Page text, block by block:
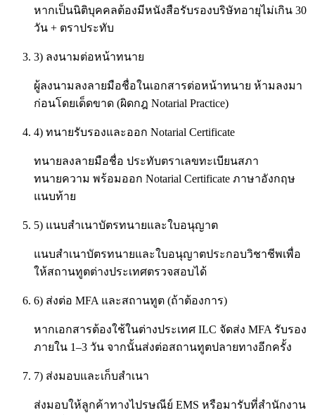
หากเป็นนิติบุคคลต้องมีหนังสือรับรองบริษัทอายุไม่เกิน 30
วัน + ตราประทับ
3) ลงนามต่อหน้าทนาย
ผู้ลงนามลงลายมือชื่อในเอกสารต่อหน้าทนาย ห้ามลงมา
ก่อนโดยเด็ดขาด (ผิดกฎ Notarial Practice)
4) ทนายรับรองและออก Notarial Certificate
ทนายลงลายมือชื่อ ประทับตราเลขทะเบียนสภา
ทนายความ พร้อมออก Notarial Certificate ภาษาอังกฤษ
แนบท้าย
5) แนบสำเนาบัตรทนายและใบอนุญาต
แนบสำเนาบัตรทนายและใบอนุญาตประกอบวิชาชีพเพื่อ
ให้สถานทูตต่างประเทศตรวจสอบได้
6) ส่งต่อ MFA และสถานทูต (ถ้าต้องการ)
หากเอกสารต้องใช้ในต่างประเทศ ILC จัดส่ง MFA รับรอง
ภายใน 1–3 วัน จากนั้นส่งต่อสถานทูตปลายทางอีกครั้ง
7) ส่งมอบและเก็บสำเนา
ส่งมอบให้ลูกค้าทางไปรษณีย์ EMS หรือมารับที่สำนักงาน